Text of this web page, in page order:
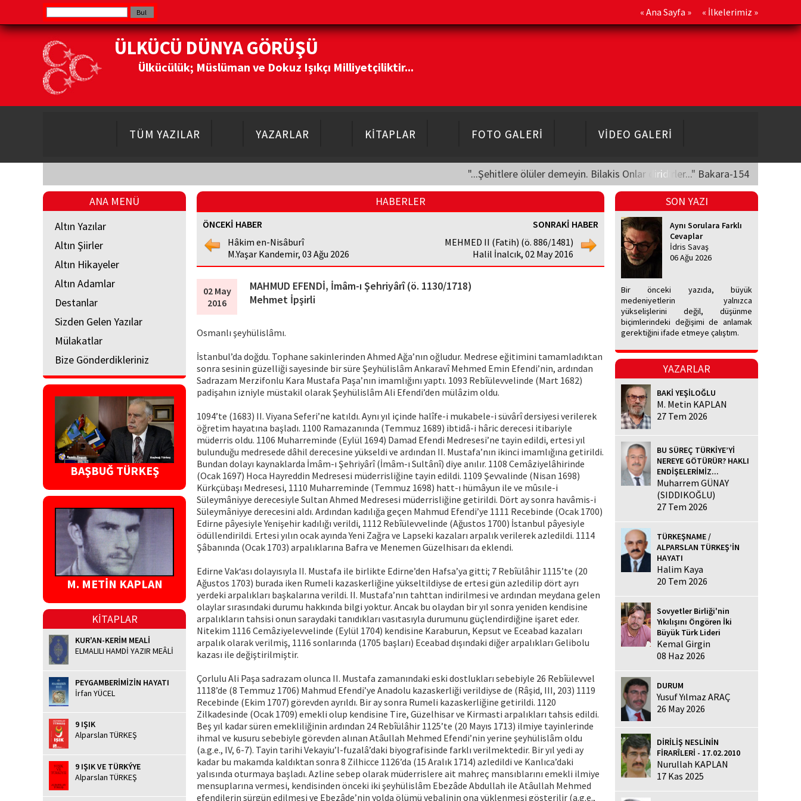
« Ana Sayfa » « İlkelerimiz »
ÜLKÜCÜ DÜNYA GÖRÜŞÜ
Ülkücülük; Müslüman ve Dokuz Işıkçı Milliyetçiliktir...
TÜM YAZILAR YAZARLAR KİTAPLAR FOTO GALERİ VİDEO GALERİ
"...Şehitlere ölüler demeyin. Bilakis Onlar diridirler..." Bakara-154
ANA MENÜ
Altın Yazılar
Altın Şiirler
Altın Hikayeler
Altın Adamlar
Destanlar
Sizden Gelen Yazılar
Mülakatlar
Bize Gönderdikleriniz
BAŞBUĞ TÜRKEŞ
M. METİN KAPLAN
KİTAPLAR
KUR'AN-KERİM MEALİ
ELMALILI HAMDİ YAZIR MEÂLİ
PEYGAMBERİMİZİN HAYATI
İrfan YÜCEL
9 IŞIK
Alparslan TÜRKEŞ
9 IŞIK VE TÜRKÝYE
Alparslan TÜRKEŞ
HABERLER
ÖNCEKİ HABER
Hâkim en-Nisâburî
M.Yaşar Kandemir, 03 Ağu 2026
SONRAKİ HABER
MEHMED II (Fatih) (ö. 886/1481)
Halil İnalcık, 02 May 2016
02 May
2016
MAHMUD EFENDİ, İmâm-ı Şehriyârî (ö. 1130/1718)
Mehmet İpşirli
Osmanlı şeyhülislâmı.
İstanbul’da doğdu. Tophane sakinlerinden Ahmed Ağa’nın oğludur. Medrese eğitimini tamamladıktan
sonra sesinin güzelliği sayesinde bir süre Şeyhülislâm Ankaravî Mehmed Emin Efendi’nin, ardından
Sadrazam Merzifonlu Kara Mustafa Paşa’nın imamlığını yaptı. 1093 Rebîülevvelinde (Mart 1682)
padişahın izniyle müstakil olarak Şeyhülislâm Ali Efendi’den mülâzim oldu.
1094’te (1683) II. Viyana Seferi’ne katıldı. Aynı yıl içinde halîfe-i mukabele-i süvârî dersiyesi verilerek
öğretim hayatına başladı. 1100 Ramazanında (Temmuz 1689) ibtidâ-i hâric derecesi itibariyle
müderris oldu. 1106 Muharreminde (Eylül 1694) Damad Efendi Medresesi’ne tayin edildi, ertesi yıl
bulunduğu medresede dâhil derecesine yükseldi ve ardından II. Mustafa’nın ikinci imamlığına getirildi.
Bundan dolayı kaynaklarda İmâm-ı Şehriyârî (İmâm-ı Sultânî) diye anılır. 1108 Cemâziyelâhirinde
(Ocak 1697) Hoca Hayreddin Medresesi müderrisliğine tayin edildi. 1109 Şevvalinde (Nisan 1698)
Kürkçübaşı Medresesi, 1110 Muharreminde (Temmuz 1698) hatt-ı hümâyun ile ve mûsıle-i
Süleymâniyye derecesiyle Sultan Ahmed Medresesi müderrisliğine getirildi. Dört ay sonra havâmis-i
Süleymâniyye derecesini aldı. Ardından kadılığa geçen Mahmud Efendi’ye 1111 Recebinde (Ocak 1700)
Edirne pâyesiyle Yenişehir kadılığı verildi, 1112 Rebîülevvelinde (Ağustos 1700) İstanbul pâyesiyle
ödüllendirildi. Ertesi yılın ocak ayında Yeni Zağra ve Lapseki kazaları arpalık verilerek azledildi. 1114
Şâbanında (Ocak 1703) arpalıklarına Bafra ve Menemen Güzelhisarı da eklendi.
Edirne Vak‘ası dolayısıyla II. Mustafa ile birlikte Edirne’den Hafsa’ya gitti; 7 Rebîülâhir 1115’te (20
Ağustos 1703) burada iken Rumeli kazaskerliğine yükseltildiyse de ertesi gün azledilip dört ayrı
yerdeki arpalıkları başkalarına verildi. II. Mustafa’nın tahttan indirilmesi ve ardından meydana gelen
olaylar sırasındaki durumu hakkında bilgi yoktur. Ancak bu olaydan bir yıl sonra yeniden kendisine
arpalıkların tahsisi onun saraydaki tanıdıkları vasıtasıyla durumunu güçlendirdiğine işaret eder.
Nitekim 1116 Cemâziyelevvelinde (Eylül 1704) kendisine Karaburun, Kepsut ve Eceabad kazaları
arpalık olarak verilmiş, 1116 sonlarında (1705 başları) Eceabad dışındaki diğer arpalıkları Gelibolu
kazası ile değiştirilmiştir.
Çorlulu Ali Paşa sadrazam olunca II. Mustafa zamanındaki eski dostlukları sebebiyle 26 Rebîülevvel
1118’de (8 Temmuz 1706) Mahmud Efendi’ye Anadolu kazaskerliği verildiyse de (Râşid, III, 203) 1119
Recebinde (Ekim 1707) görevden ayrıldı. Bir ay sonra Rumeli kazaskerliğine getirildi. 1120
Zilkadesinde (Ocak 1709) emekli olup kendisine Tire, Güzelhisar ve Kirmasti arpalıkları tahsis edildi.
Beş yıl kadar süren emekliliğinin ardından 24 Rebîülâhir 1125’te (20 Mayıs 1713) ilmiye tayinlerinde
ihmal ve kusuru sebebiyle görevden alınan Atâullah Mehmed Efendi’nin yerine şeyhülislâm oldu
(a.g.e., IV, 6-7). Tayin tarihi Vekayiu’l-fuzalâ’daki biyografisinde farklı verilmektedir. Bir yıl yedi ay
kadar bu makamda kaldıktan sonra 8 Zilhicce 1126’da (15 Aralık 1714) azledildi ve Kanlıca’daki
yalısında oturmaya başladı. Azline sebep olarak müderrislere ait mahreç mansıblarını emekli ilmiye
mensuplarına vermesi, kendisinden önceki iki şeyhülislâm Ebezâde Abdullah ile Atâullah Mehmed
efendilerin sürgün edilmesi ve Ebezâde’nin yolda ölümü vebalinin ona yüklenmesi gösterilir (a.g.e.,
SON YAZI
Aynı Sorulara Farklı
Cevaplar
İdris Savaş
06 Ağu 2026
Bir önceki yazıda, büyük
medeniyetlerin yalnızca
yükselişlerini değil, düşünme
biçimlerindeki değişimi de anlamak
gerektiğini ifade etmeye çalıştım.
YAZARLAR
BAKİ YEŞİLOĞLU
M. Metin KAPLAN
27 Tem 2026
BU SÜREÇ TÜRKİYE’Yİ
NEREYE GÖTÜRÜR? HAKLI
ENDİŞELERİMİZ...
Muharrem GÜNAY
(SIDDIKOĞLU)
27 Tem 2026
TÜRKEŞNAME /
ALPARSLAN TÜRKEŞ’İN
HAYATI
Halim Kaya
20 Tem 2026
Sovyetler Birliği'nin
Yıkılışını Öngören İki
Büyük Türk Lideri
Kemal Girgin
08 Haz 2026
DURUM
Yusuf Yılmaz ARAÇ
26 May 2026
DİRİLİŞ NESLİNİN
FİRARÎLERİ - 17.02.2010
Nurullah KAPLAN
17 Kas 2025